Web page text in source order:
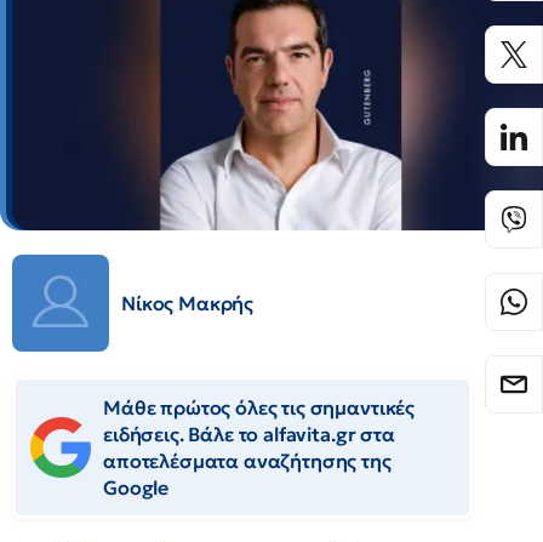
Νίκος Μακρής
Μάθε πρώτος όλες τις σημαντικές
ειδήσεις. Βάλε το alfavita.gr στα
αποτελέσματα αναζήτησης της
Google